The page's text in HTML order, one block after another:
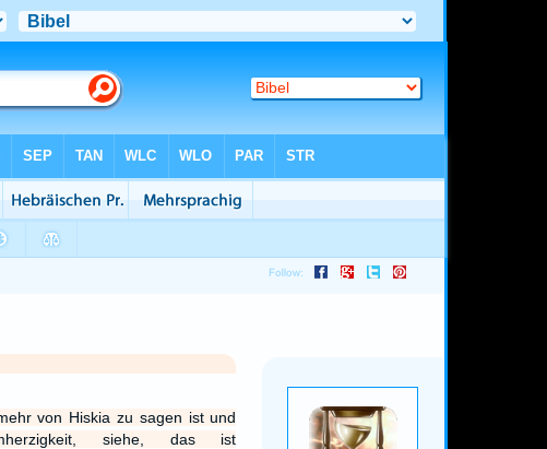
von Hiskia zu sagen ist und
siehe, das ist